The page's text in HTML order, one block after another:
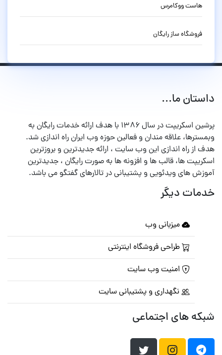
هاست ووکامرس
فروشگاه ساز رایگان
داستان ما...
پرشین اسکریپت در سال ۱۳۸۶ با هدف ارائه خدمات رایگان به
وبمسترها، علاقه مندان و فعالین حوزه وب ایران راه اندازی شد.
هدف از راه اندازی این وب سایت ، ارائه جدیدترین و بروزترین
اسکریپت ها، قالب ها و افزونه ها به صورت رایگان ، جدیدترین
آموزش های ویدئویی و پشتیبانی در تالارهای گفتگو می باشد.
خدمات دیگر
میزبانی وب
طراحی فروشگاه اینترنتی
امنیت وب سایت
نگهداری و پشتیبانی سایت
شبکه های اجتماعی